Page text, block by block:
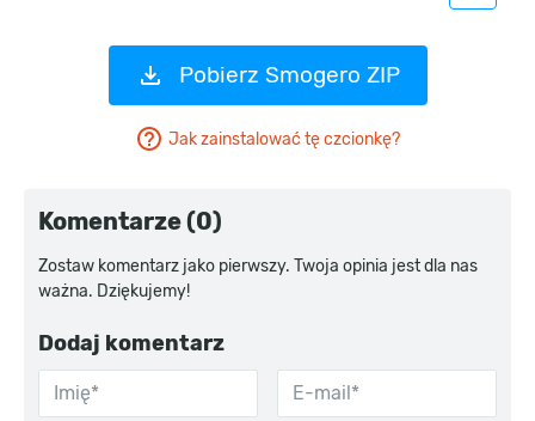
Pobierz Smogero ZIP
Jak zainstalować tę czcionkę?
Komentarze (0)
Zostaw komentarz jako pierwszy. Twoja opinia jest dla nas
ważna. Dziękujemy!
Dodaj komentarz